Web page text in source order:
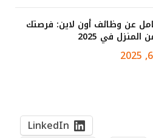
عن وظائف أون لاين: فرصتك
في 2025
LinkedIn